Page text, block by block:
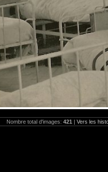
Nombre total d'images: 421 | Vers les